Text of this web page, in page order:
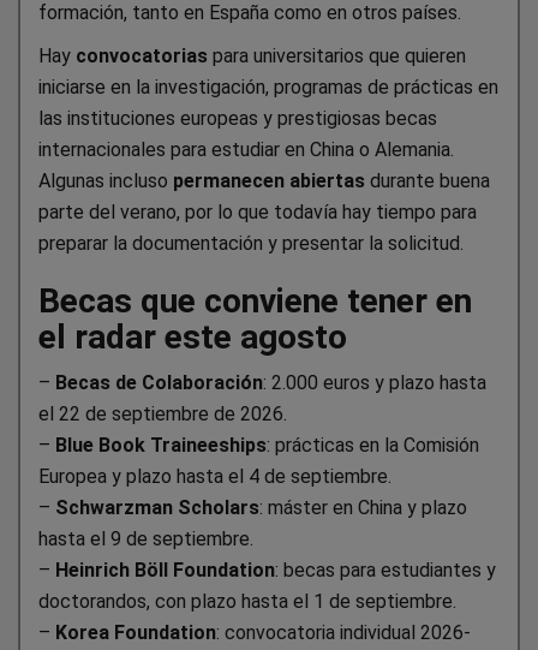
formación, tanto en España como en otros países.
Hay convocatorias para universitarios que quieren
iniciarse en la investigación, programas de prácticas en
las instituciones europeas y prestigiosas becas
internacionales para estudiar en China o Alemania.
Algunas incluso permanecen abiertas durante buena
parte del verano, por lo que todavía hay tiempo para
preparar la documentación y presentar la solicitud.
Becas que conviene tener en
el radar este agosto
– Becas de Colaboración: 2.000 euros y plazo hasta
el 22 de septiembre de 2026.
– Blue Book Traineeships: prácticas en la Comisión
Europea y plazo hasta el 4 de septiembre.
– Schwarzman Scholars: máster en China y plazo
hasta el 9 de septiembre.
– Heinrich Böll Foundation: becas para estudiantes y
doctorandos, con plazo hasta el 1 de septiembre.
– Korea Foundation: convocatoria individual 2026-